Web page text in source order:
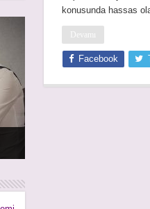
konusunda hassas
Devamı
Facebook